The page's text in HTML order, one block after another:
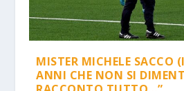
MISTER MICHELE SACCO
ANNI CHE NON SI